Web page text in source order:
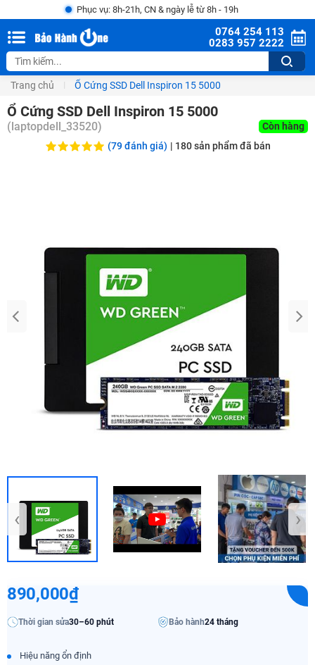
Phục vụ: 8h-21h, CN & ngày lễ từ 8h - 19h
0764 254 113
0283 957 2222
Trang chủ Ổ Cứng SSD Dell Inspiron 15 5000
Ổ Cứng SSD Dell Inspiron 15 5000
(laptopdell_33520)
Còn hàng
(79 đánh giá) | 180sản phẩm đã bán
‹ ›
890,000₫
Thời gian sửa30–60 phút Bảo hành24 tháng
Hiệu năng ổn định